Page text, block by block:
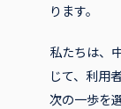
ります。
私たちは、
じて、利用
次の一歩を